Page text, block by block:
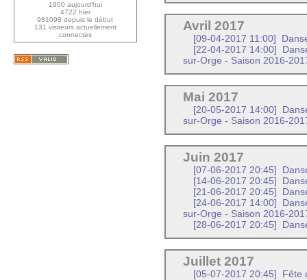
Avril 2017
[09-04-2017 11:00]
[22-04-2017 14:00]
sur-Orge - Saison 2016-
Mai 2017
[20-05-2017 14:00]
sur-Orge - Saison 2016-
Juin 2017
[07-06-2017 20:45]
[14-06-2017 20:45]
[21-06-2017 20:45]
[24-06-2017 14:00]
sur-Orge - Saison 2016-
[28-06-2017 20:45]
Juillet 2017
[05-07-2017 20:45] Fête
1900 aujourd’hui
4722 hier
981098 depuis le début
131 visiteurs actuellement
connectés